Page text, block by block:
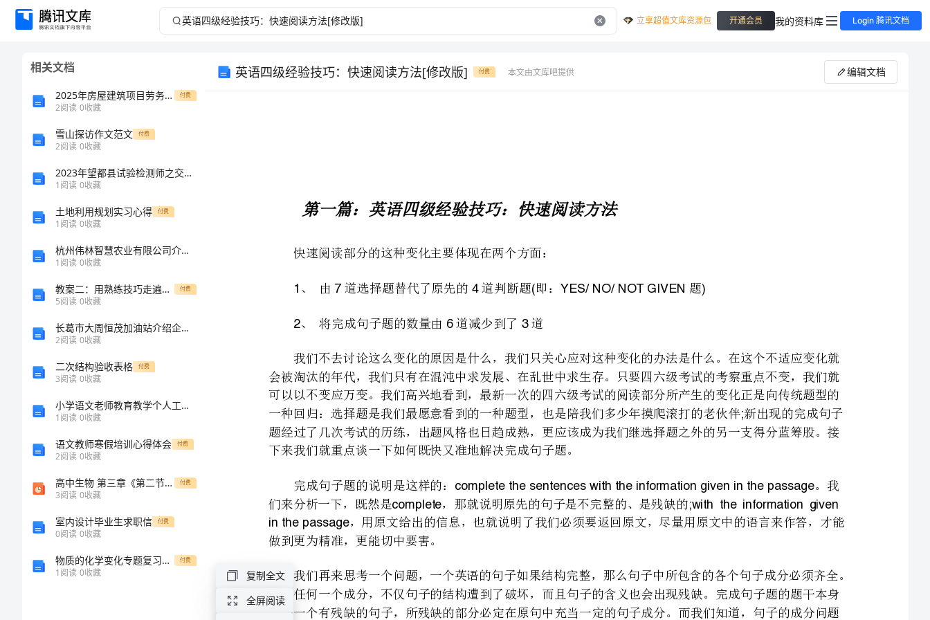
英
立享超值文库资源包 开通会员 我的资料库 Login 腾讯文档
相关文档
2025年房屋建筑项目劳务分包合同权威样本 付费
2阅读 0收藏
雪山探访作文范文 付费
2阅读 0收藏
2023年望都县试验检测师之交通工程考试题库精品附答案
1阅读 0收藏
土地利用规划实习心得 付费
1阅读 0收藏
杭州伟林智慧农业有限公司介绍企业发展分析报告
1阅读 0收藏
教案二：用熟练技巧走遍天下 付费
5阅读 0收藏
长葛市大周恒茂加油站介绍企业发展分析报告
2阅读 0收藏
二次结构验收表格 付费
3阅读 0收藏
小学语文老师教育教学个人工作总结
1阅读 0收藏
语文教师寒假培训心得体会 付费
2阅读 0收藏
高中生物 第三章《第二节 特异性反应(免疫应答)》课件5 浙科版必修3 付费
3阅读 0收藏
室内设计毕业生求职信 付费
0阅读 0收藏
物质的化学变化专题复习教学设计第一课时 付费
1阅读 0收藏
英语四级经验技巧：快速阅读方法[修改版] 付费 本文由文库吧提供 编辑文档
”“”“”式，利用逻辑确定内容，这两点就构成了我们解决完成句子题的关键：查缺补漏。
第二篇：大学英语四级考试技巧经验总结
263 、将完成句子题的数量由道减少到了道
会被淘汰的年代，我们只有在混沌中求发展、在乱世中求生存。只要四六级考试的考察重点不变，我们就
下来我们就重点谈一下如何既快又准地解决完成句子题。
completethesentenceswiththeinformationgiveninthepassage 完成句子题的说明是这样的：。我
complete;withtheinformationgiven
们来分析一下，既然是，那就说明原先的句子是不完整的、是残缺的
，用原文给出的信息，也就说明了我们必须要返回原文，尽量用原文中的语言来作答，才能
做到更为精准，更能切中要害。
就是我们高中学过的的主谓宾、主系表、定状补等语法问题，一但残缺部分的句子成分确定了，它的语法
结构也就随之确定了。是添动词，介宾短语，还是形容词，是添名词性结构，还是一个从句，我们在构造
答案之前都可以做到心中有数。
复制全文
全屏阅读